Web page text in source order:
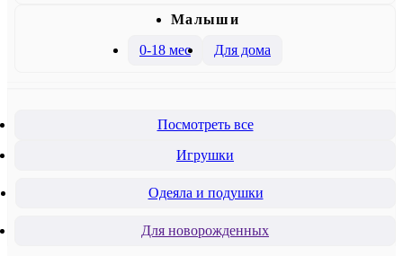
Малыши
0-18 мес
Для дома
Посмотреть все
Игрушки
Одеяла и подушки
Для новорожденных